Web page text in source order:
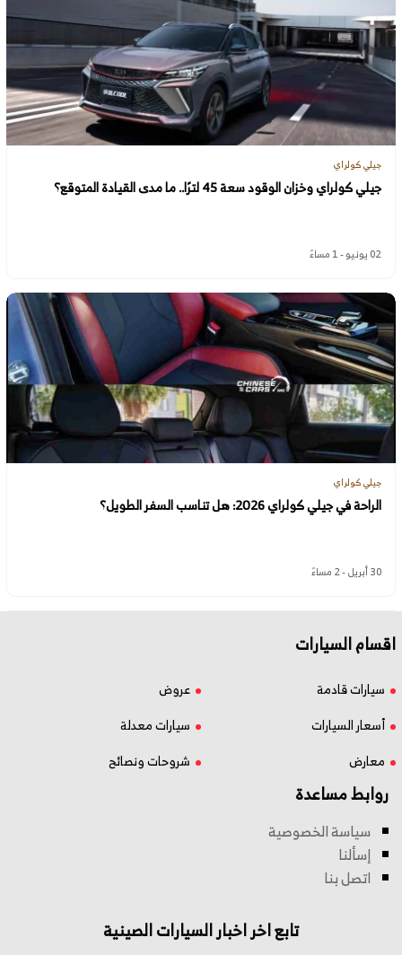
جيلي كولراي
جيلي كولراي وخزان الوقود سعة 45 لترًا.. ما مدى القيادة المتوقع؟
02 يونيو - 1 مساءً
جيلي كولراي
الراحة في جيلي كولراي 2026: هل تناسب السفر الطويل؟
30 أبريل - 2 مساءً
اقسام السيارات
سيارات قادمة
عروض
أسعار السيارات
سيارات معدلة
معارض
شروحات ونصائح
روابط مساعدة
سياسة الخصوصية
إسألنا
اتصل بنا
تابع اخر اخبار السيارات الصينية